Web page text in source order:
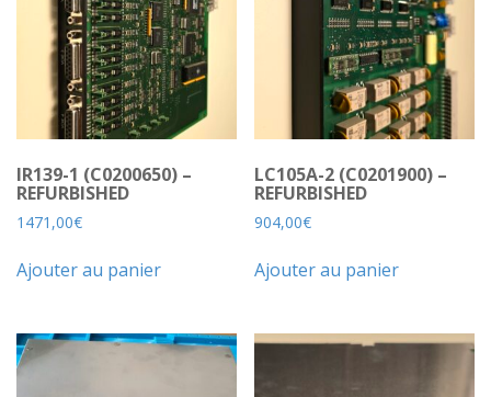
IR139-1 (C0200650) –
REFURBISHED
1471,00€
Ajouter au panier
LC105A-2 (C0201900) –
REFURBISHED
904,00€
Ajouter au panier